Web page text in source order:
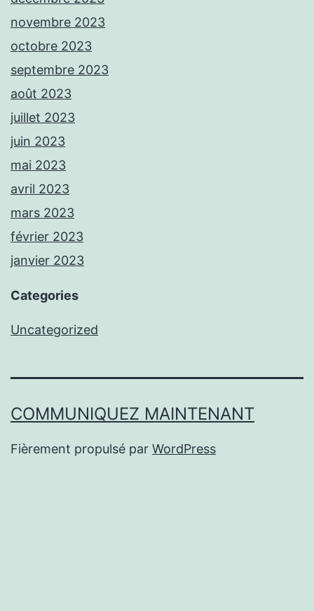
novembre 2023
octobre 2023
septembre 2023
août 2023
juillet 2023
juin 2023
mai 2023
avril 2023
mars 2023
février 2023
janvier 2023
Categories
Uncategorized
COMMUNIQUEZ MAINTENANT
Fièrement propulsé par WordPress